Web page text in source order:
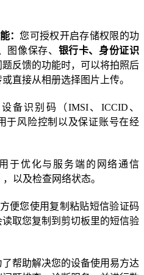
：您可授权开启存储权限的功
图像保存、 银行卡、身份证识
反馈的功能时，可以将拍照后
直接从相册选择图片上传。
备识别码（IMSI、 ICCID 、
于风险控制以及保证账号在经
于优化与服务端的网络通信
以及检查网络状态。
便您使用复制粘贴短信验证码
取您复制到剪切板里的短信验
了帮助解决您的设备使用易方达